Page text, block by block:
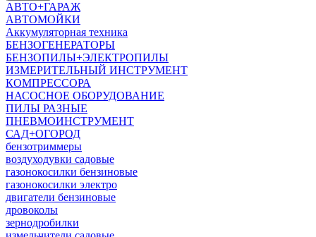
АВТО+ГАРАЖ
АВТОМОЙКИ
Аккумуляторная техника
БЕНЗОГЕНЕРАТОРЫ
БЕНЗОПИЛЫ+ЭЛЕКТРОПИЛЫ
ИЗМЕРИТЕЛЬНЫЙ ИНСТРУМЕНТ
КОМПРЕССОРА
НАСОСНОЕ ОБОРУДОВАНИЕ
ПИЛЫ РАЗНЫЕ
ПНЕВМОИНСТРУМЕНТ
САД+ОГОРОД
бензотриммеры
воздуходувки садовые
газонокосилки бензиновые
газонокосилки электро
двигатели бензиновые
дровоколы
зернодробилки